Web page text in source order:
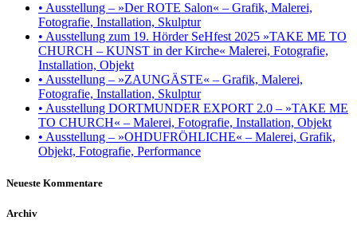
• Ausstellung – »Der ROTE Salon« – Grafik, Malerei,
Fotografie, Installation, Skulptur
• Ausstellung zum 19. Hörder SeHfest 2025 »TAKE ME TO
CHURCH – KUNST in der Kirche« Malerei, Fotografie,
Installation, Objekt
• Ausstellung – »ZAUNGÄSTE« – Grafik, Malerei,
Fotografie, Installation, Skulptur
• Ausstellung DORTMUNDER EXPORT 2.0 – »TAKE ME
TO CHURCH« – Malerei, Fotografie, Installation, Objekt
• Ausstellung – »OHDUFRÖHLICHE« – Malerei, Grafik,
Objekt, Fotografie, Performance
Neueste Kommentare
Archiv